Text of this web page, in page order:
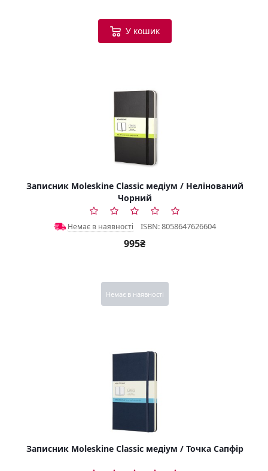
У кошик
Записник Moleskine Classic медіум / Нелінований
Чорний
Немає в наявності ISBN: 8058647626604
995₴
Немає в наявності
Записник Moleskine Classic медіум / Точка Сапфір